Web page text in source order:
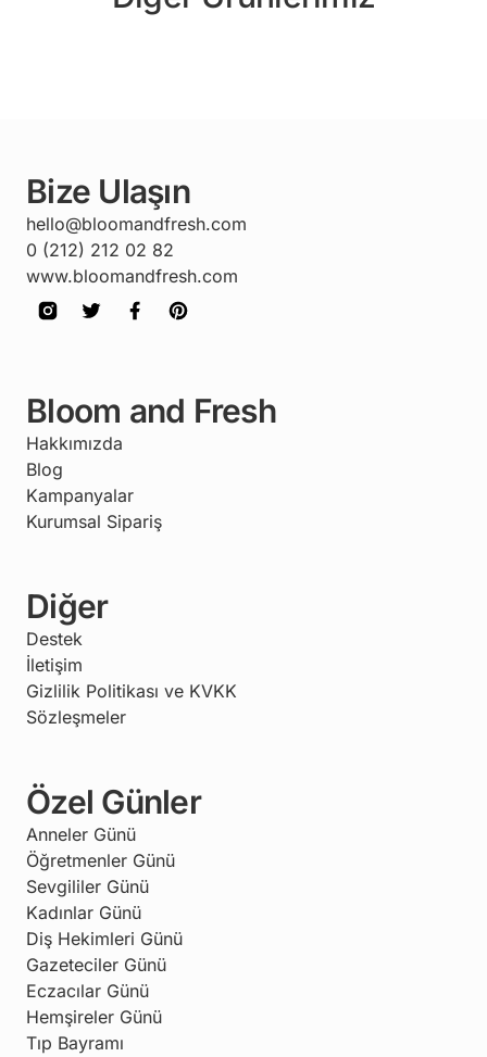
Bize Ulaşın
hello@bloomandfresh.com
0 (212) 212 02 82
www.bloomandfresh.com
Bloom and Fresh
Hakkımızda
Blog
Kampanyalar
Kurumsal Sipariş
Diğer
Destek
İletişim
Gizlilik Politikası ve KVKK
Sözleşmeler
Özel Günler
Anneler Günü
Öğretmenler Günü
Sevgililer Günü
Kadınlar Günü
Diş Hekimleri Günü
Gazeteciler Günü
Eczacılar Günü
Hemşireler Günü
Tıp Bayramı